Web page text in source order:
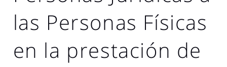
las Personas Físicas
en la prestación de